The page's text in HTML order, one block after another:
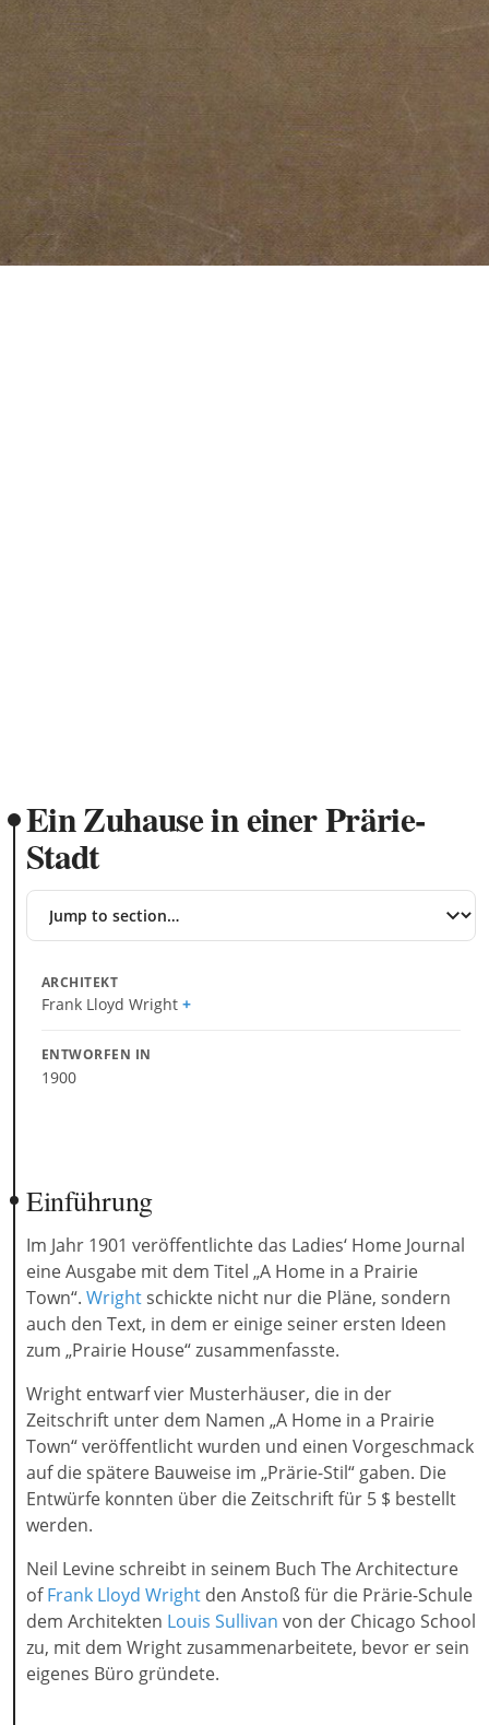
Ein Zuhause in einer Prärie-
Stadt
Jump
section
ARCHITEKT
Frank Lloyd Wright
ENTWORFEN IN
1900
Einführung
Im Jahr 1901 veröffentlichte das Ladies‘ Home Journal
eine Ausgabe mit dem Titel „A Home in a Prairie
Town“. Wrightschickte nicht nur die Pläne, sondern
auch den Text, in dem er einige seiner ersten Ideen
zum „Prairie House“ zusammenfasste.
Wright entwarf vier Musterhäuser, die in der
Zeitschrift unter dem Namen „A Home in a Prairie
Town“ veröffentlicht wurden und einen Vorgeschmack
auf die spätere Bauweise im „Prärie-Stil“ gaben. Die
Entwürfe konnten über die Zeitschrift für 5 $ bestellt
werden.
Neil Levine schreibt in seinem Buch The Architecture
ofFrank Lloyd Wright den Anstoß für die Prärie-Schule
dem Architekten Louis Sullivan von der Chicago School
zu, mit dem Wright zusammenarbeitete, bevor er sein
eigenes Büro gründete.